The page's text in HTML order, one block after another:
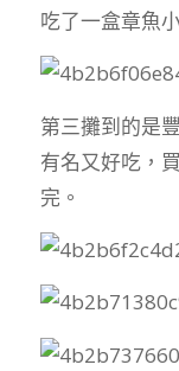
吃了一盒章魚
第三攤到的是
有名又好吃，
完。